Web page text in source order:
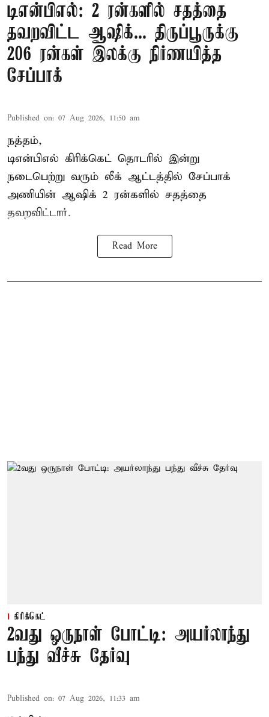
டிஎன்பிஎல்: 2 ரன்களில் சதத்தை
தவறவிட்ட ஆஷிக்... திருப்பூருக்கு
206 ரன்கள் இலக்கு நிர்ணயித்த
சேப்பாக்
Published on: 07 Aug 2026, 11:50 am
நத்தம்,
டிஎன்பிஎல் கிரிக்கெட் தொடரில் இன்று
நடைபெற்று வரும் லீக் ஆட்டத்தில் சேப்பாக்
அணியின் ஆஷிக் 2 ரன்களில் சதத்தை
தவறவிட்டார்.
Read More
கிரிக்கெட்
2வது ஒருநாள் போட்டி: அயர்லாந்து
பந்து வீச்சு தேர்வு
Published on: 07 Aug 2026, 11:33 am